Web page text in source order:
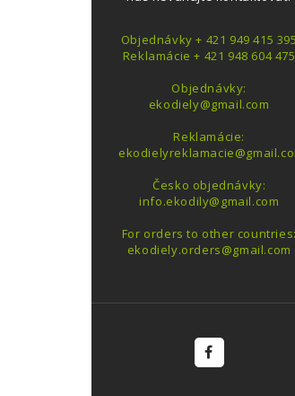
Objednávky + 421 949 415 395
Reklamácie + 421 948 604 475
Objednávky:
ekodiely@gmail.com
Reklamácie:
Česko objednávky:
info.ekodily@gmail.com
For orders to other countries:
ekodiely.orders@gmail.com